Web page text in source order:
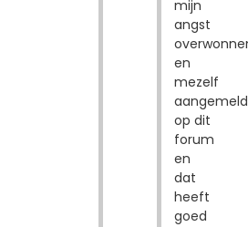
mijn
angst
en
mezelf
aangemeld
op dit
forum
en
dat
heeft
goed